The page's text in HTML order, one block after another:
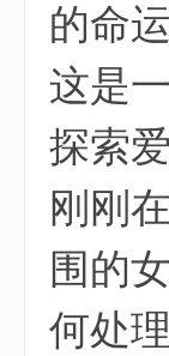
的命运
这是
探索
刚刚
围的
何处